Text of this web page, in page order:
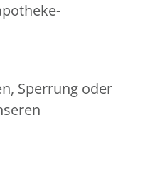
Sperrung oder